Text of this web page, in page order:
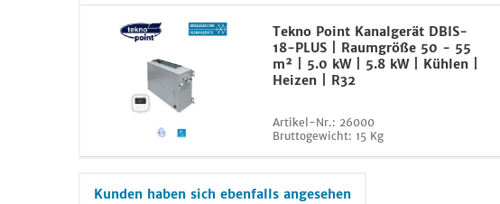
Tekno Point Kanalgerät DBIS-
18-PLUS | Raumgröße 50 - 55
m² | 5.0 kW | 5.8 kW | Kühlen |
Heizen | R32
Artikel-Nr.: 26000
Bruttogewicht: 15 Kg
Kunden haben sich ebenfalls angesehen